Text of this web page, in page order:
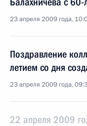
23 апреля 2009 года,
Поздравление
летием со дня
23 апреля 2009 года,
22 апреля 2009